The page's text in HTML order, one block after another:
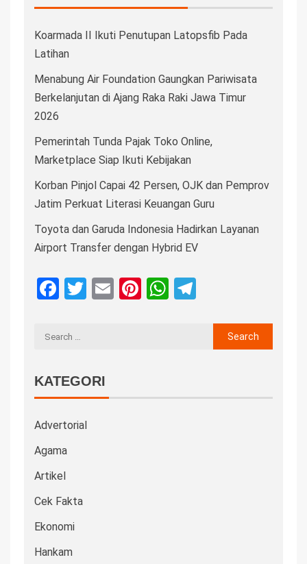
Koarmada II Ikuti Penutupan Latopsfib Pada
Latihan
Menabung Air Foundation Gaungkan Pariwisata
Berkelanjutan di Ajang Raka Raki Jawa Timur
2026
Pemerintah Tunda Pajak Toko Online,
Marketplace Siap Ikuti Kebijakan
Korban Pinjol Capai 42 Persen, OJK dan Pemprov
Jatim Perkuat Literasi Keuangan Guru
Toyota dan Garuda Indonesia Hadirkan Layanan
Airport Transfer dengan Hybrid EV
Facebook
Twitter
EmailPinterest
WhatsApp
KATEGORI
Advertorial
Agama
Artikel
Cek Fakta
Ekonomi
Hankam